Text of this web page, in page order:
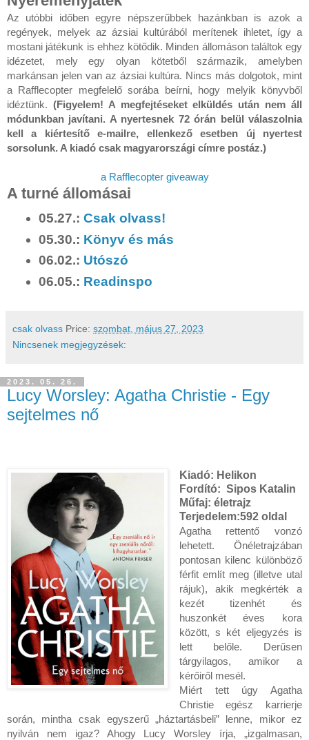
Az utóbbi időben egyre népszerűbbek hazánkban is azok a
regények, melyek az ázsiai kultúrából merítenek ihletet, így a
mostani játékunk is ehhez kötődik. Minden állomáson találtok egy
idézetet, mely egy olyan kötetből származik, amelyben
markánsan jelen van az ázsiai kultúra. Nincs más dolgotok, mint
a Rafflecopter megfelelő sorába beírni, hogy melyik könyvből
idéztünk. (Figyelem! A megfejtéseket elküldés után nem áll
módunkban javítani. A nyertesnek 72 órán belül válaszolnia
kell a kiértesítő e-mailre, ellenkező esetben új nyertest
a Rafflecopter giveaway
A turné állomásai
05.27.:Csak olvass!
05.30.: Könyv és más
06.02.: Utószó
06.05.: Readinspo
csak olvass Price: szombat, május 27, 2023
Nincsenek megjegyzések:
2023. 05. 26.
Lucy Worsley: Agatha Christie - Egy
sejtelmes nő
Kiadó: Helikon
Fordító: Sipos Katalin
Műfaj: életrajz
Terjedelem:592 oldal
Agatha ​rettentő vonzó
lehetett. Önéletrajzában
pontosan kilenc különböző
férfit említ meg (illetve utal
rájuk), akik megkérték a
kezét tizenhét és
huszonkét éves kora
között, s két eljegyzés is
lett belőle. Derűsen
tárgyilagos, amikor a
kérőiről mesél.
Miért tett úgy Agatha
Christie egész karrierje
során, mintha csak egyszerű „háztartásbeli” lenne, mikor ez
nyilván nem igaz? Ahogy Lucy Worsley írja, „izgalmasan,